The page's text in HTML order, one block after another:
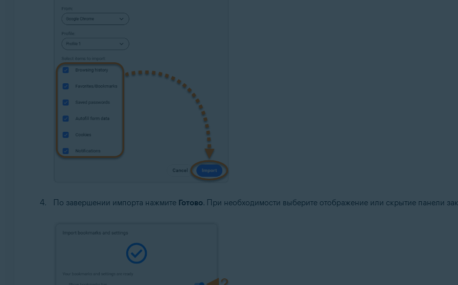
По завершении импорта нажмите Готово. При необходимости выберите отображение или скрытие панели